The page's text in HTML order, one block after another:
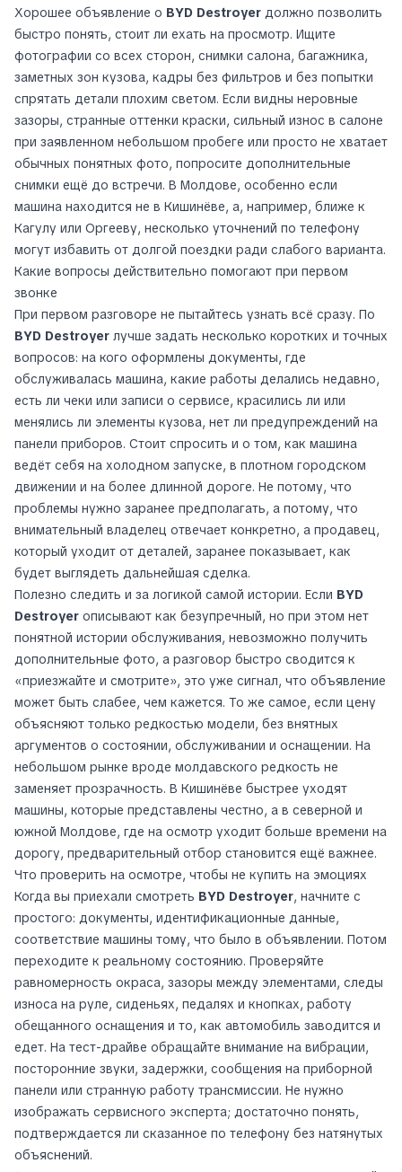
Хорошее объявление о BYD Destroyer должно позволить
быстро понять, стоит ли ехать на просмотр. Ищите
фотографии со всех сторон, снимки салона, багажника,
заметных зон кузова, кадры без фильтров и без попытки
спрятать детали плохим светом. Если видны неровные
зазоры, странные оттенки краски, сильный износ в салоне
при заявленном небольшом пробеге или просто не хватает
обычных понятных фото, попросите дополнительные
снимки ещё до встречи. В Молдове, особенно если
машина находится не в Кишинёве, а, например, ближе к
Кагулу или Оргееву, несколько уточнений по телефону
могут избавить от долгой поездки ради слабого варианта.
Какие вопросы действительно помогают при первом
звонке
При первом разговоре не пытайтесь узнать всё сразу. По
BYD Destroyer лучше задать несколько коротких и точных
вопросов: на кого оформлены документы, где
обслуживалась машина, какие работы делались недавно,
есть ли чеки или записи о сервисе, красились ли или
менялись ли элементы кузова, нет ли предупреждений на
панели приборов. Стоит спросить и о том, как машина
ведёт себя на холодном запуске, в плотном городском
движении и на более длинной дороге. Не потому, что
проблемы нужно заранее предполагать, а потому, что
внимательный владелец отвечает конкретно, а продавец,
который уходит от деталей, заранее показывает, как
будет выглядеть дальнейшая сделка.
Полезно следить и за логикой самой истории. Если BYD
Destroyer описывают как безупречный, но при этом нет
понятной истории обслуживания, невозможно получить
дополнительные фото, а разговор быстро сводится к
«приезжайте и смотрите», это уже сигнал, что объявление
может быть слабее, чем кажется. То же самое, если цену
объясняют только редкостью модели, без внятных
аргументов о состоянии, обслуживании и оснащении. На
небольшом рынке вроде молдавского редкость не
заменяет прозрачность. В Кишинёве быстрее уходят
машины, которые представлены честно, а в северной и
южной Молдове, где на осмотр уходит больше времени на
дорогу, предварительный отбор становится ещё важнее.
Что проверить на осмотре, чтобы не купить на эмоциях
Когда вы приехали смотреть BYD Destroyer, начните с
простого: документы, идентификационные данные,
соответствие машины тому, что было в объявлении. Потом
переходите к реальному состоянию. Проверяйте
равномерность окраса, зазоры между элементами, следы
износа на руле, сиденьях, педалях и кнопках, работу
обещанного оснащения и то, как автомобиль заводится и
едет. На тест-драйве обращайте внимание на вибрации,
посторонние звуки, задержки, сообщения на приборной
панели или странную работу трансмиссии. Не нужно
изображать сервисного эксперта; достаточно понять,
подтверждается ли сказанное по телефону без натянутых
объяснений.